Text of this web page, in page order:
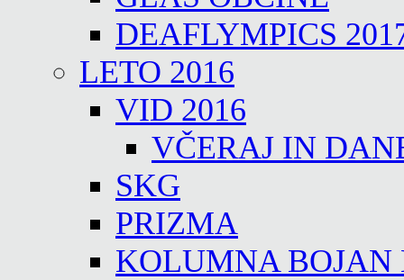
DEAFLYMPICS
LETO 2016
VID 2016
VČERAJ IN
SKG
PRIZMA
KOLUMNA BOJAN